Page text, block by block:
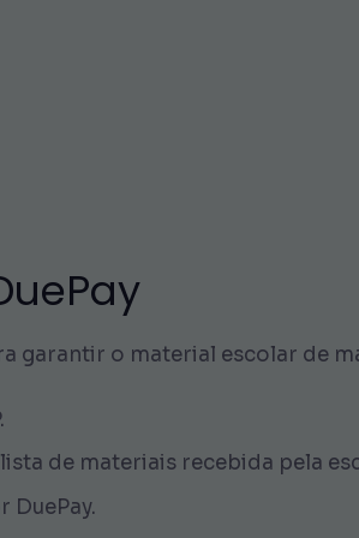
garantir o material escolar de
de materiais recebida pela
DuePay.